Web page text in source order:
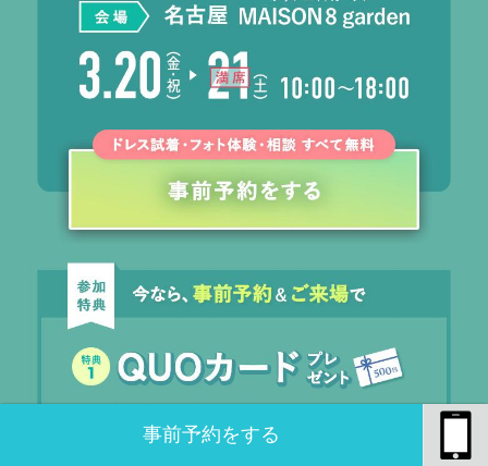
事前予約をする